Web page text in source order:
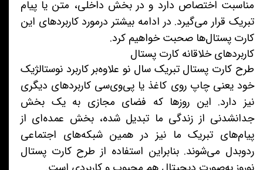
مناسبت اختصاص دارد و در بخش داخلی، متن یا پیام
تبریک قرار می‌گیرد. در ادامه بیشتر درمورد کاربردهای این
کارت پستال‌ها صحبت خواهیم کرد.
کاربردهای خلاقانه کارت پستال
طرح کارت پستال تبریک سال نو علاوه‌بر کاربرد نوستالژیک
خود یعنی چاپ روی کاغذ یا پی‌وی‌سی کاربردهای دیگری
نیز دارد. این روزها که فضای مجازی به یک بخش
جدانشدنی از زندگی ما تبدیل شده‌، بخش عمده‌ای از
پیام‌های تبریک ما نیز در همین شبکه‌های اجتماعی
ردوبدل می‌شوند. بنابراین استفاده از طرح کارت پستال